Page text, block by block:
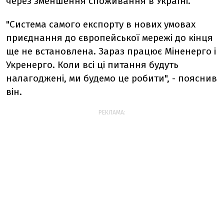
"Система самого експорту в нових умовах
приєднання до європейської мережі до кінця
ще не встановлена. Зараз працює Міненерго і
Укренерго. Коли всі ці питання будуть
налагоджені, ми будемо це робити", - пояснив
він.
РЕКЛАМА: